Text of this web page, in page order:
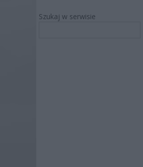
Szukaj w serwisie